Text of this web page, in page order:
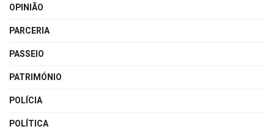
OPINIÃO
PARCERIA
PASSEIO
PATRIMÓNIO
POLÍCIA
POLÍTICA